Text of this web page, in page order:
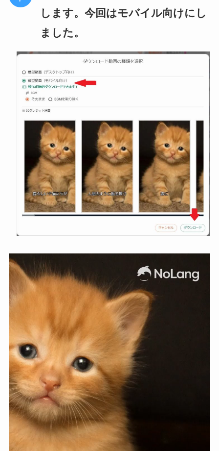
します。今回はモバイル向けにし
ました。